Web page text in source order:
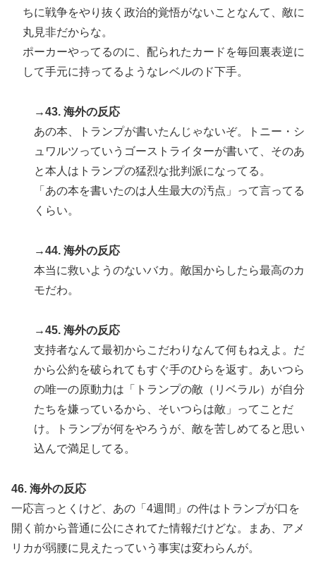
ちに戦争をやり抜く政治的覚悟がないことなんて、敵に
丸見非だからな。
ポーカーやってるのに、配られたカードを毎回裏表逆に
して手元に持ってるようなレベルのド下手。
→43. 海外の反応
あの本、トランプが書いたんじゃないぞ。トニー・シ
ュワルツっていうゴーストライターが書いて、そのあ
と本人はトランプの猛烈な批判派になってる。
「あの本を書いたのは人生最大の汚点」って言ってる
くらい。
→44. 海外の反応
本当に救いようのないバカ。敵国からしたら最高のカ
モだわ。
→45. 海外の反応
支持者なんて最初からこだわりなんて何もねえよ。だ
から公約を破られてもすぐ手のひらを返す。あいつら
の唯一の原動力は「トランプの敵（リベラル）が自分
たちを嫌っているから、そいつらは敵」ってことだ
け。トランプが何をやろうが、敵を苦しめてると思い
込んで満足してる。
46. 海外の反応
一応言っとくけど、あの「4週間」の件はトランプが口を
開く前から普通に公にされてた情報だけどな。まあ、アメ
リカが弱腰に見えたっていう事実は変わらんが。